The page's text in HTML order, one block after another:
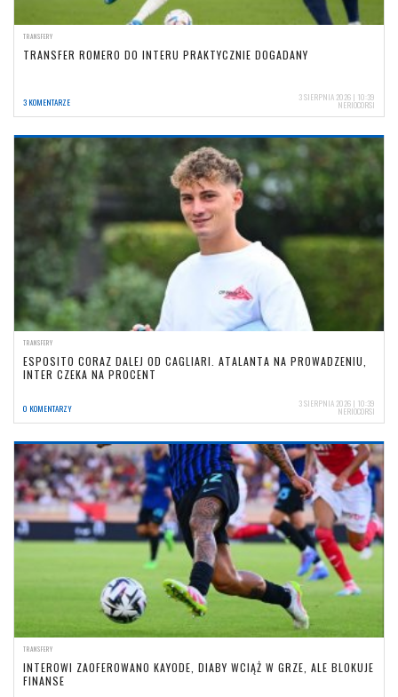
TRANSFERY
TRANSFER ROMERO DO INTERU PRAKTYCZNIE DOGADANY
3 KOMENTARZE 3 SIERPNIA 2026 | 10:39
NERIOCORSI
TRANSFERY
ESPOSITO CORAZ DALEJ OD CAGLIARI. ATALANTA NA PROWADZENIU,
INTER CZEKA NA PROCENT
0 KOMENTARZY 3 SIERPNIA 2026 | 10:39
NERIOCORSI
TRANSFERY
INTEROWI ZAOFEROWANO KAYODE, DIABY WCIĄŻ W GRZE, ALE BLOKUJE
FINANSE